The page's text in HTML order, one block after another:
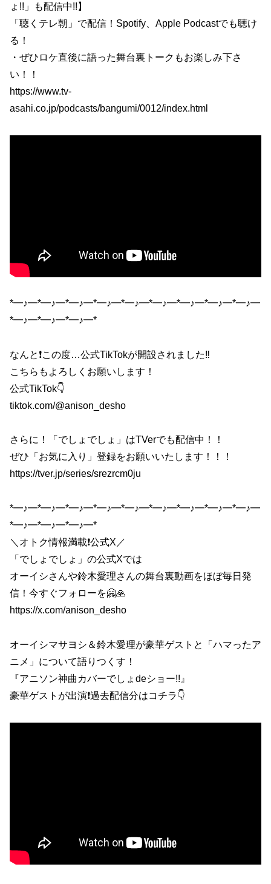
ょ!!」も配信中!!】
「聴くテレ朝」で配信！Spotify、Apple Podcastでも聴け
る！
・ぜひロケ直後に語った舞台裏トークもお楽しみ下さ
い！！
https://www.tv-
asahi.co.jp/podcasts/bangumi/0012/index.html
*━♪━*━♪━*━♪━*━♪━*━♪━*━♪━*━♪━*━♪━*━♪━
*━♪━*━♪━*━♪━*
なんと❗️この度…公式TikTokが開設されました‼️
こちらもよろしくお願いします！
公式TikTok👇
tiktok.com/@anison_desho
さらに！「でしょでしょ」はTVerでも配信中！！
ぜひ「お気に入り」登録をお願いいたします！！！
https://tver.jp/series/srezrcm0ju
*━♪━*━♪━*━♪━*━♪━*━♪━*━♪━*━♪━*━♪━*━♪━
*━♪━*━♪━*━♪━*
＼オトク情報満載❗️公式X／
「でしょでしょ」の公式Xでは
オーイシさんや鈴木愛理さんの舞台裏動画をほぼ毎日発
信！今すぐフォローを🤗🙏
https://x.com/anison_desho
オーイシマサヨシ＆鈴木愛理が豪華ゲストと「ハマったア
ニメ」について語りつくす！
『アニソン神曲カバーでしょdeショー!!』
豪華ゲストが出演❗️過去配信分はコチラ👇